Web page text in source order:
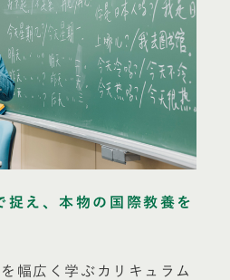
捉え、本物の国際教養を
幅広く学ぶカリキュラム